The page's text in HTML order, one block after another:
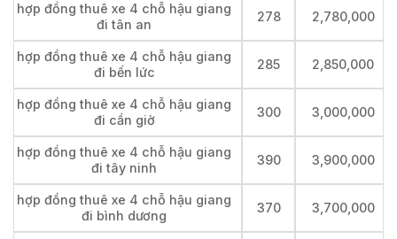
hợp đồng thuê xe 4 chỗ hậu giang
đi tân an
278 2,780,000
hợp đồng thuê xe 4 chỗ hậu giang
đi bến lức
285 2,850,000
hợp đồng thuê xe 4 chỗ hậu giang
đi cần giờ
300 3,000,000
hợp đồng thuê xe 4 chỗ hậu giang
đi tây ninh
390 3,900,000
hợp đồng thuê xe 4 chỗ hậu giang
đi bình dương
370 3,700,000